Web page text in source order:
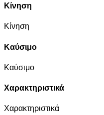
Κίνηση
Κίνηση
Καύσιμο
Καύσιμο
Χαρακτηριστικά
Χαρακτηριστικά